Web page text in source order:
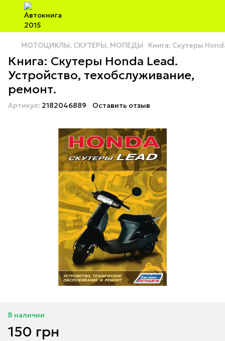
МОТОЦИКЛЫ, СКУТЕРЫ, МОПЕДЫ Книга: Скутеры
Книга: Скутеры Honda Lead.
Устройство, техобслуживание,
ремонт.
Артикул: 2182046889 Оставить отзыв
В наличии
150 грн